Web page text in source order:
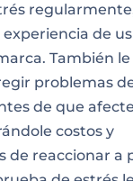
de
También
problemas
de que
costos y
de reaccionar a